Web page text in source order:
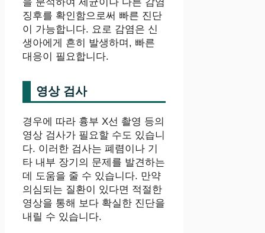
징후를 확인함으로써 빠른 진단
이 가능합니다. 요로 감염은 신
생아에게 흔히 발생하며, 빠른
대응이 필요합니다.
영상 검사
경우에 따라 흉부 X선 촬영 등의
영상 검사가 필요할 수도 있습니
다. 이러한 검사는 폐렴이나 기
타 내부 장기의 문제를 발견하는
데 도움을 줄 수 있습니다. 만약
의심되는 질환이 있다면 적절한
영상을 통해 보다 확실한 진단을
내릴 수 있습니다.